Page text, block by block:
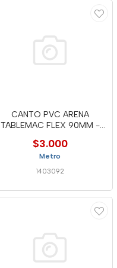
CANTO PVC ARENA
TABLEMAC FLEX 90MM -
$3.000
Metro
1403092